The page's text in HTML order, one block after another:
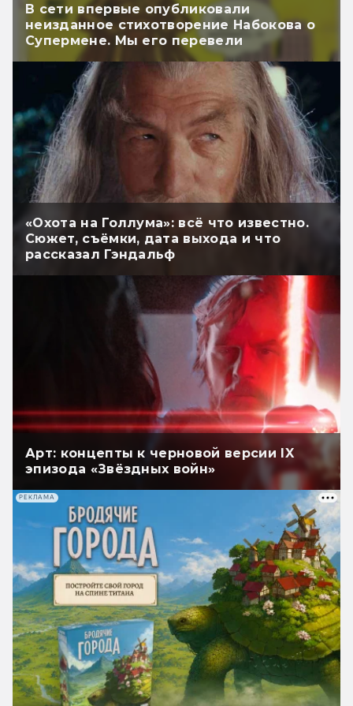
В сети впервые опубликовали
неизданное стихотворение Набокова о
Супермене. Мы его перевели
«Охота на Голлума»: всё что известно.
Сюжет, съёмки, дата выхода и что
рассказал Гэндальф
Арт: концепты к черновой версии IX
эпизода «Звёздных войн»
РЕКЛАМА